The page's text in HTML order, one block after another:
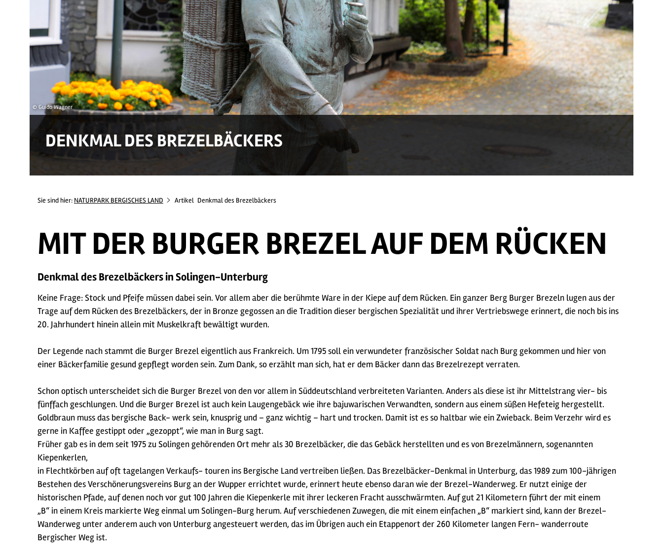
© Guido Wagner
DENKMAL DES BREZELBÄCKERS
Sie sind hier: NATURPARK BERGISCHES LAND Artikel Denkmal des Brezelbäckers
MIT DER BURGER BREZEL AUF DEM RÜCKEN
Denkmal des Brezelbäckers in Solingen-Unterburg
Keine Frage: Stock und Pfeife müssen dabei sein. Vor allem aber die berühmte Ware in der Kiepe auf dem Rücken. Ein ganzer Berg Burger Brezeln lugen aus der
Trage auf dem Rücken des Brezelbäckers, der in Bronze gegossen an die Tradition dieser bergischen Spezialität und ihrer Vertriebswege erinnert, die noch bis ins
20. Jahrhundert hinein allein mit Muskelkraft bewältigt wurden.
Der Legende nach stammt die Burger Brezel eigentlich aus Frankreich. Um 1795 soll ein verwundeter französischer Soldat nach Burg gekommen und hier von
einer Bäckerfamilie gesund gepflegt worden sein. Zum Dank, so erzählt man sich, hat er dem Bäcker dann das Brezelrezept verraten.
Schon optisch unterscheidet sich die Burger Brezel von den vor allem in Süddeutschland verbreiteten Varianten. Anders als diese ist ihr Mittelstrang vier- bis
fünffach geschlungen. Und die Burger Brezel ist auch kein Laugengebäck wie ihre bajuwarischen Verwandten, sondern aus einem süßen Hefeteig hergestellt.
Goldbraun muss das bergische Back- werk sein, knusprig und – ganz wichtig – hart und trocken. Damit ist es so haltbar wie ein Zwieback. Beim Verzehr wird es
gerne in Kaffee gestippt oder „gezoppt“, wie man in Burg sagt.
Früher gab es in dem seit 1975 zu Solingen gehörenden Ort mehr als 30 Brezelbäcker, die das Gebäck herstellten und es von Brezelmännern, sogenannten
Kiepenkerlen,
in Flechtkörben auf oft tagelangen Verkaufs- touren ins Bergische Land vertreiben ließen. Das Brezelbäcker-Denkmal in Unterburg, das 1989 zum 100-jährigen
Bestehen des Verschönerungsvereins Burg an der Wupper errichtet wurde, erinnert heute ebenso daran wie der Brezel-Wanderweg. Er nutzt einige der
historischen Pfade, auf denen noch vor gut 100 Jahren die Kiepenkerle mit ihrer leckeren Fracht ausschwärmten. Auf gut 21 Kilometern führt der mit einem
„B“ in einem Kreis markierte Weg einmal um Solingen-Burg herum. Auf verschiedenen Zuwegen, die mit einem einfachen „B“ markiert sind, kann der Brezel-
Wanderweg unter anderem auch von Unterburg angesteuert werden, das im Übrigen auch ein Etappenort der 260 Kilometer langen Fern- wanderroute
Bergischer Weg ist.